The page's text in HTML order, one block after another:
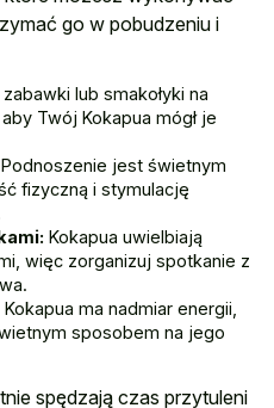
go w pobudzeniu i
lub smakołyki na
Twój Kokapua mógł je
Podnoszenie jest świetnym
fizyczną i stymulację
Kokapua uwielbiają
więc zorganizuj spotkanie z
ma nadmiar energii,
sposobem na jego
spędzają czas przytuleni